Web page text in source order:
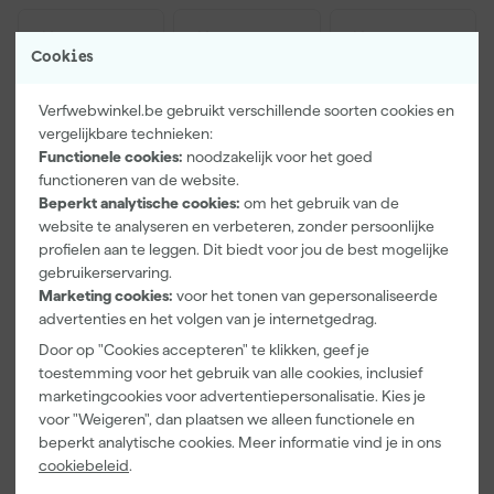
Cookies
Verfwebwinkel.be gebruikt verschillende soorten cookies en
vergelijkbare technieken:
Functionele cookies: noodzakelijk voor het goed
functioneren van de website.
Beperkt analytische cookies: om het gebruik van de
website te analyseren en verbeteren, zonder persoonlijke
profielen aan te leggen. Dit biedt voor jou de best mogelijke
gebruikerservaring.
Marketing cookies: voor het tonen van gepersonaliseerde
advertenties en het volgen van je internetgedrag.
Door op "Cookies accepteren" te klikken, geef je
toestemming voor het gebruik van alle cookies, inclusief
marketingcookies voor advertentiepersonalisatie. Kies je
voor "Weigeren", dan plaatsen we alleen functionele en
beperkt analytische cookies. Meer informatie vind je in ons
cookiebeleid.
Makita P-
81739 Slang
met greep -
3500mm voor
VC2512L /
VC3011L
Maandag
bezorgd
94
incl. BTW
Makita P-
Schuurschijve
Hout (50st)
Maandag
bezorgd
39,
Makita P-
Schuurschijve
- Hout (50st)
Maandag
bezorgd
39 00
incl. BTW